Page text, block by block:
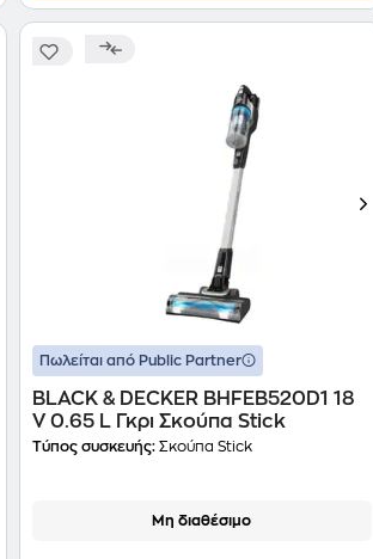
Πωλείται από Public Partner
BLACK & DECKER BHFEB520D1 18
V 0.65 L Γκρι Σκούπα Stick
Τύπος συσκευής: Σκούπα Stick
Μη διαθέσιμο